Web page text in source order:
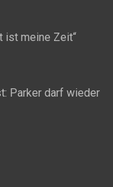
ist meine Zeit“
Parker darf wieder